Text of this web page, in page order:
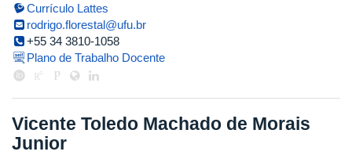
Currículo Lattes
rodrigo.florestal@ufu.br
+55 34 3810-1058
Plano de Trabalho Docente
Vicente Toledo Machado de Morais
Junior